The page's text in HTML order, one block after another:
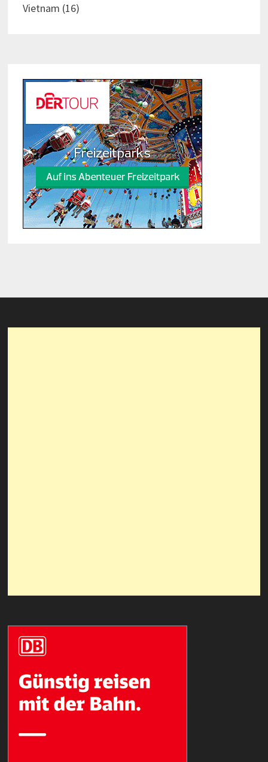
Vietnam (16)